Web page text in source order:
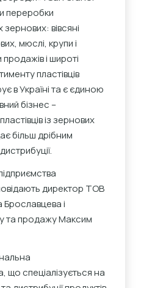
переробки
вівсяні
мюслі, крупи і
і широті
пластівців
в Україні та є єдиною
бізнес –
із зернових
більш дрібним
директор ТОВ
і
та продажу Максим
спеціалізується на